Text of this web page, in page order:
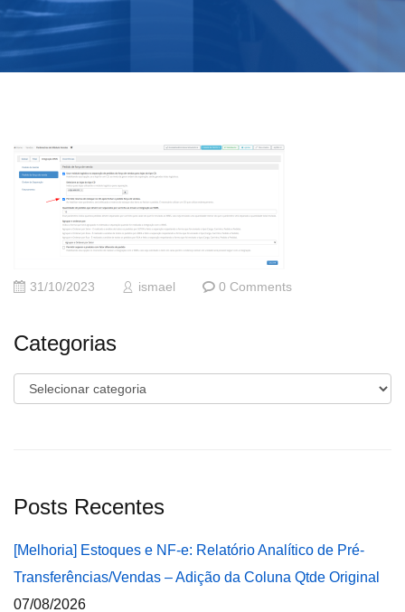
31/10/2023 ismael 0 Comments
Categorias
Categorias
Posts Recentes
[Melhoria] Estoques e NF-e: Relatório Analítico de Pré-
Transferências/Vendas – Adição da Coluna Qtde Original
07/08/2026